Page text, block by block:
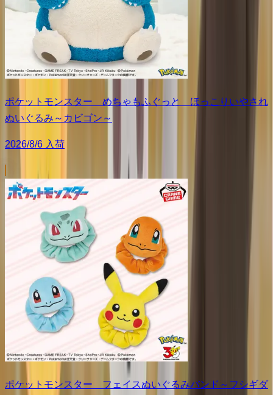
ポケットモンスター めちゃもふぐっと ほっこりいやされ
ぬいぐるみ～カビゴン～
2026/8/6 入荷
ポケットモンスター フェイスぬいぐるみバンド～フシギダ